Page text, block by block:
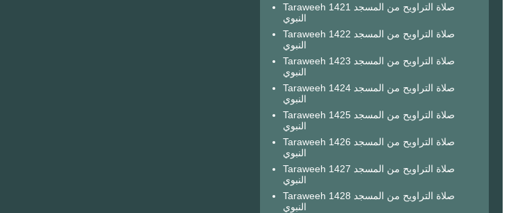
Taraweeh 1421 صلاة التراويح من المسجد
النبوي
Taraweeh 1422 صلاة التراويح من المسجد
النبوي
Taraweeh 1423 صلاة التراويح من المسجد
النبوي
Taraweeh 1424 صلاة التراويح من المسجد
النبوي
Taraweeh 1425 صلاة التراويح من المسجد
النبوي
Taraweeh 1426 صلاة التراويح من المسجد
النبوي
Taraweeh 1427 صلاة التراويح من المسجد
النبوي
Taraweeh 1428 صلاة التراويح من المسجد
النبوي